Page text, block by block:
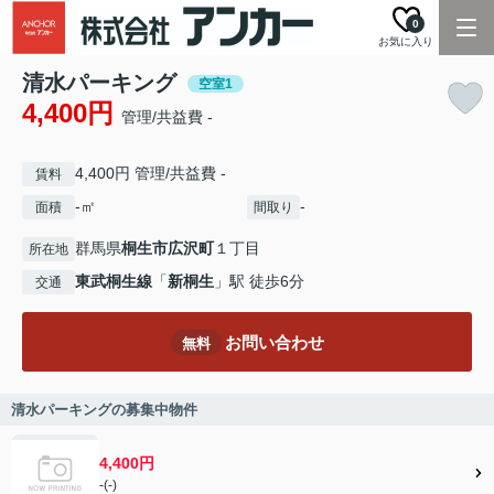
お気に入り
0
清水パーキング 空室1
4,400円 管理/共益費 -
賃料 4,400円 管理/共益費 -
面積 -㎡ 間取り -
所在地 群馬県桐生市広沢町１丁目
交通 東武桐生線 「新桐生 」駅 徒歩6分
無料 お問い合わせ
清水パーキングの募集中物件
4,400円
-(-)